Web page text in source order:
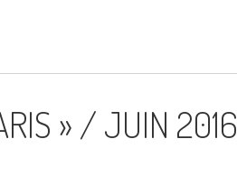
» / JUIN 2016